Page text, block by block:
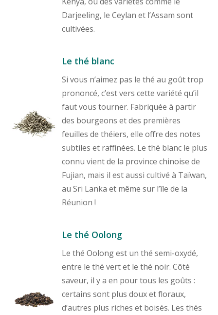
Darjeeling, le Ceylan et l’Assam sont
cultivées.
Le thé blanc
Si vous n’aimez pas le thé au goût trop
prononcé, c’est vers cette variété qu’il
faut vous tourner. Fabriquée à partir
des bourgeons et des premières
feuilles de théiers, elle offre des notes
subtiles et raffinées. Le thé blanc le plus
connu vient de la province chinoise de
Fujian, mais il est aussi cultivé à Taïwan,
au Sri Lanka et même sur l’île de la
Réunion !
Le thé Oolong
Le thé Oolong est un thé semi-oxydé,
entre le thé vert et le thé noir. Côté
saveur, il y a en pour tous les goûts :
certains sont plus doux et floraux,
d’autres plus riches et boisés. Les thés